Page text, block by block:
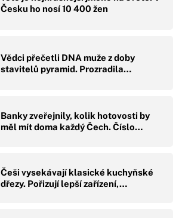
Česku ho nosí 10 400 žen
Vědci přečetli DNA muže z doby
stavitelů pyramid. Prozradila…
Banky zveřejnily, kolik hotovosti by
měl mít doma každý Čech. Číslo…
Češi vysekávají klasické kuchyňské
dřezy. Pořizují lepší zařízení,…